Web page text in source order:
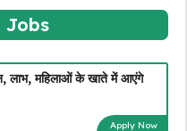
Jobs
लाभ, महिलाओं के खाते में आएंगे
Apply Now